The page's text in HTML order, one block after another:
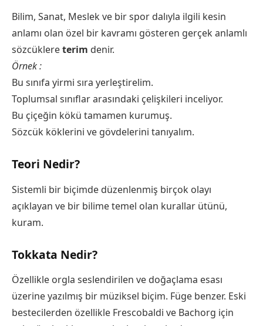
Bilim, Sanat, Meslek ve bir spor dalıyla ilgili kesin
anlamı olan özel bir kavramı gösteren gerçek anlamlı
sözcüklereterim denir.
Örnek :
Bu sınıfa yirmi sıra yerleştirelim.
Toplumsal sınıflar arasındaki çelişkileri inceliyor.
Bu çiçeğin kökü tamamen kurumuş.
Sözcük köklerini ve gövdelerini tanıyalım.
Teori Nedir?
Sistemli bir biçimde düzenlenmiş birçok olayı
açıklayan ve bir bilime temel olan kurallar ütünü,
kuram.
Tokkata Nedir?
Özellikle orgla seslendirilen ve doğaçlama esası
üzerine yazılmış bir müziksel biçim. Füge benzer. Eski
bestecilerden özellikle Frescobaldi ve Bachorg için